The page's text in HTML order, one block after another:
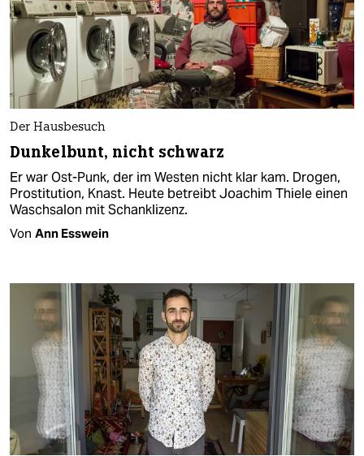
Der Hausbesuch
Dunkelbunt, nicht schwarz
Er war Ost-Punk, der im Westen nicht klar kam. Drogen,
Prostitution, Knast. Heute betreibt Joachim Thiele einen
Waschsalon mit Schanklizenz.
Von Ann Esswein